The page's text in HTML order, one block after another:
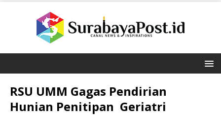
RSU UMM Gagas Pendirian
Hunian Penitipan Geriatri